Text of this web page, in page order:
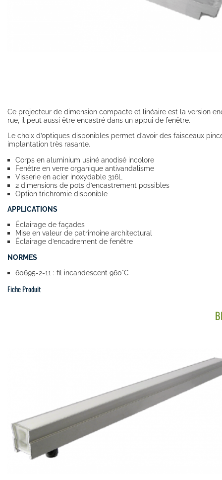
Ce projecteur de dimension compacte et linéaire est la version
rue, il peut aussi être encastré dans un appui de fenêtre.
Le choix d’optiques disponibles permet d’avoir des faisceaux
implantation très rasante.
Corps en aluminium usiné anodisé incolore
Fenêtre en verre organique antivandalisme
Visserie en acier inoxydable 316L
2 dimensions de pots d’encastrement possibles
Option trichromie disponible
APPLICATIONS
Éclairage de façades
Mise en valeur de patrimoine architectural
Éclairage d’encadrement de fenêtre
NORMES
60695-2-11 : fil incandescent 960°C
Fiche Produit